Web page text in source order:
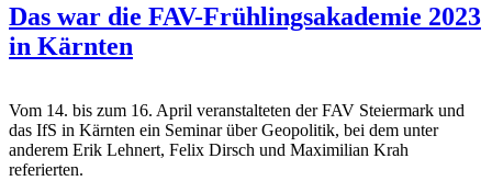
Das war die FAV-Frühlingsakademie 2023
in Kärnten
Vom 14. bis zum 16. April veranstalteten der FAV Steiermark und
das IfS in Kärnten ein Seminar über Geopolitik, bei dem unter
anderem Erik Lehnert, Felix Dirsch und Maximilian Krah
referierten.